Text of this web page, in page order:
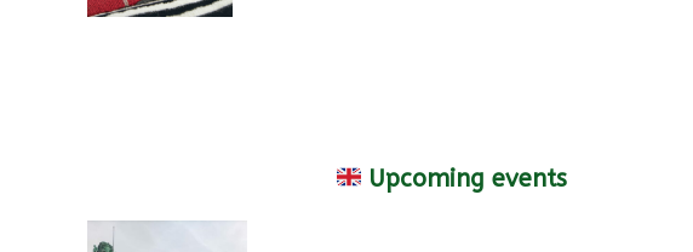
Upcoming events